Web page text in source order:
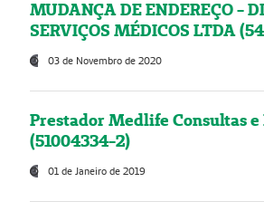
MUDANÇA DE ENDEREÇO -
SERVIÇOS MÉDICOS LTDA
03 de Novembro de 2020
Prestador Medlife Consultas
(51004334-2)
01 de Janeiro de 2019